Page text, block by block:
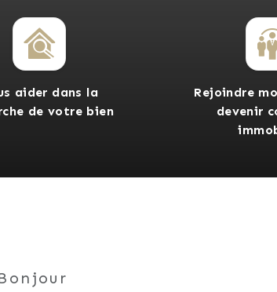
aider dans la
de votre bien
Rejoindre
devenir